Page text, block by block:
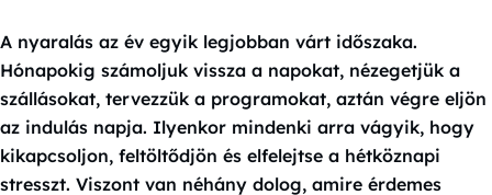
A nyaralás az év egyik legjobban várt időszaka.
Hónapokig számoljuk vissza a napokat, nézegetjük a
szállásokat, tervezzük a programokat, aztán végre eljön
az indulás napja. Ilyenkor mindenki arra vágyik, hogy
kikapcsoljon, feltöltődjön és elfelejtse a hétköznapi
stresszt. Viszont van néhány dolog, amire érdemes